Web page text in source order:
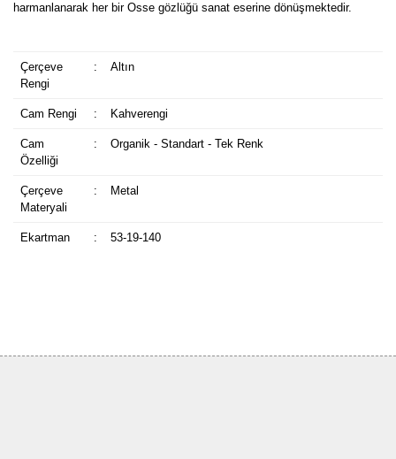
harmanlanarak her bir Osse gözlüğü sanat eserine dönüşmektedir.
Çerçeve
Rengi
: Altın
Cam Rengi : Kahverengi
Cam
Özelliği
: Organik - Standart - Tek Renk
Çerçeve
Materyali
: Metal
Ekartman : 53-19-140